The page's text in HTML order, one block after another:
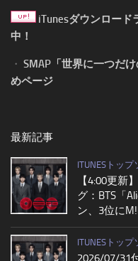
iTunesダウンロード
中！
・ SMAP「世界に一つだ
めページ
最新記事
ITUNESトッ
【4:00更新
グ：BTS「
ン、3位に
ITUNESトッ
2026/07/31